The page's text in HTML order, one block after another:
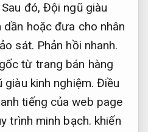
Sau đó, Đội ngũ giàu
dần hoặc đưa cho nhân
sát. Phản hồi nhanh.
từ trang bán hàng
giàu kinh nghiệm. Điều
tiếng của web page
trình minh bạch. khiến